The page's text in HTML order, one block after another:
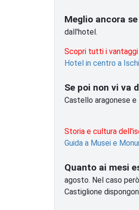
Meglio ancora
dall'hotel.
Scopri tutti i
Hotel in centro a
Se poi non vi va
Castello aragonese
Storia e cultura
Guida a Musei e
Quanto ai mesi
agosto. Nel caso
Castiglione